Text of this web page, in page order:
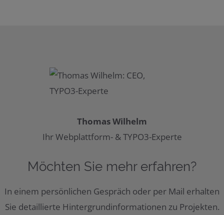
Thomas Wilhelm
Ihr Webplattform- & TYPO3-Experte
Möchten Sie mehr erfahren?
In einem persönlichen Gespräch oder per Mail erhalten
Sie detaillierte Hintergrundinformationen zu Projekten.